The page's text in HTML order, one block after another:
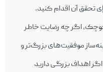
تحقق آن اقدام کنید.
اگر چه رضایت خاطر
موفقیت‌های بزرگ‌تر و
اهداف بزرگی دارید